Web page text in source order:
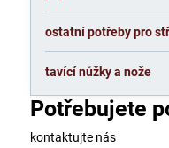
ostatní potřeby pro
tavící nůžky a nože
Potřebujete
kontaktujte nás